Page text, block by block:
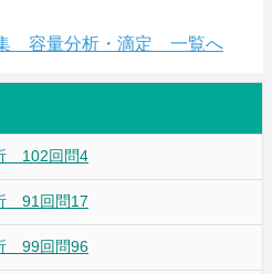
容量分析・滴定 一覧へ
102回問4
91回問17
99回問96